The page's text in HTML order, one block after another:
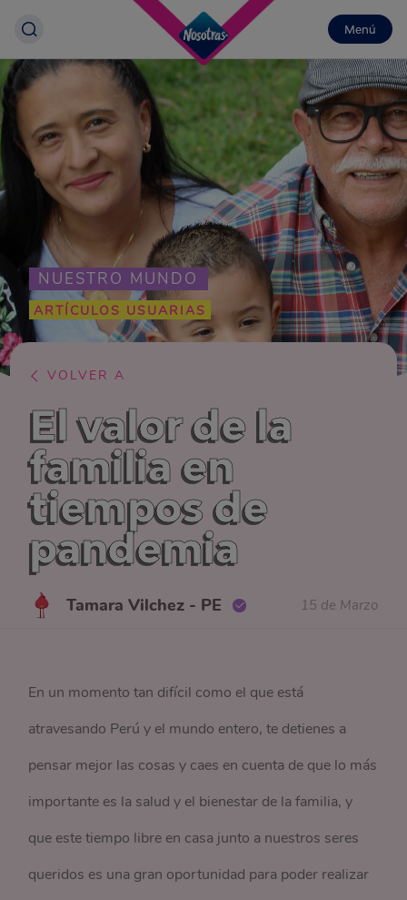
Menú
NUESTRO MUNDO
ARTÍCULOS USUARIAS
VOLVER A
El valor de la
familia en
tiempos de
pandemia
Tamara Vilchez - PE 15 de Marzo
En un momento tan difícil como el que está
atravesando Perú y el mundo entero, te detienes a
pensar mejor las cosas y caes en cuenta de que lo más
importante es la salud y el bienestar de la familia, y
que este tiempo libre en casa junto a nuestros seres
queridos es una gran oportunidad para poder realizar